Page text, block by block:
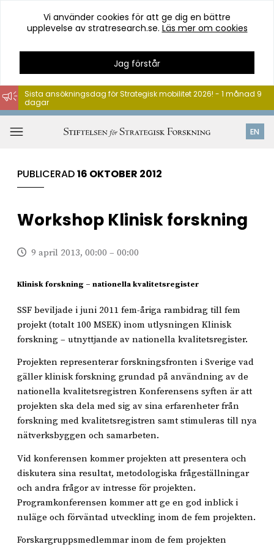
Hoppa
till
innehåll
Vi använder cookies för att ge dig en bättre
upplevelse av stratresearch.se. Läs mer om cookies
Jag förstår
EN
Sista ansökningsdag för Strategisk mobilitet 2026! - 1 månad 9
dagar
PUBLICERAD16 OKTOBER 2012
Workshop Klinisk forskning
9 april 2013, 00:00 – 00:00
Klinisk forskning – nationella kvalitetsregister
SSF beviljade i juni 2011 fem-åriga rambidrag till fem
projekt (totalt 100 MSEK) inom utlysningen Klinisk
forskning – utnyttjande av nationella kvalitetsregister.
Projekten representerar forskningsfronten i Sverige vad
gäller klinisk forskning grundad på användning av de
nationella kvalitetsregistren Konferensens syften är att
projekten ska dela med sig av sina erfarenheter från
forskning med kvalitetsregistren samt stimuleras till nya
nätverksbyggen och samarbeten.
Vid konferensen kommer projekten att presentera och
diskutera sina resultat, metodologiska frågeställningar
och andra frågor av intresse för projekten.
Programkonferensen kommer att ge en god inblick i
nuläge och förväntad utveckling inom de fem projekten.
Forskargruppsmedlemmar inom de fem projekten